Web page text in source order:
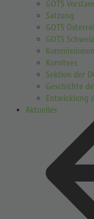
GOTS
Satzung
GOTS
GOTS Schweiz
Kommissionen
Komitees
Sektion der
Geschichte
Entwicklung
Aktuelles